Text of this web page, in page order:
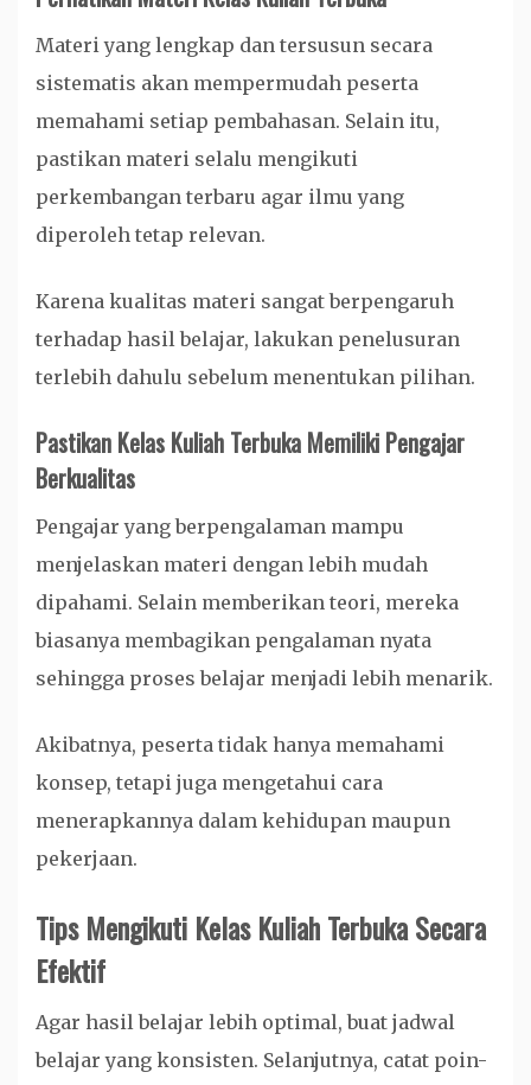
Materi yang lengkap dan tersusun secara
sistematis akan mempermudah peserta
memahami setiap pembahasan. Selain itu,
pastikan materi selalu mengikuti
perkembangan terbaru agar ilmu yang
diperoleh tetap relevan.
Karena kualitas materi sangat berpengaruh
terhadap hasil belajar, lakukan penelusuran
terlebih dahulu sebelum menentukan pilihan.
Pastikan Kelas Kuliah Terbuka Memiliki Pengajar
Berkualitas
Pengajar yang berpengalaman mampu
menjelaskan materi dengan lebih mudah
dipahami. Selain memberikan teori, mereka
biasanya membagikan pengalaman nyata
sehingga proses belajar menjadi lebih menarik.
Akibatnya, peserta tidak hanya memahami
konsep, tetapi juga mengetahui cara
menerapkannya dalam kehidupan maupun
pekerjaan.
Tips Mengikuti Kelas Kuliah Terbuka Secara
Efektif
Agar hasil belajar lebih optimal, buat jadwal
belajar yang konsisten. Selanjutnya, catat poin-